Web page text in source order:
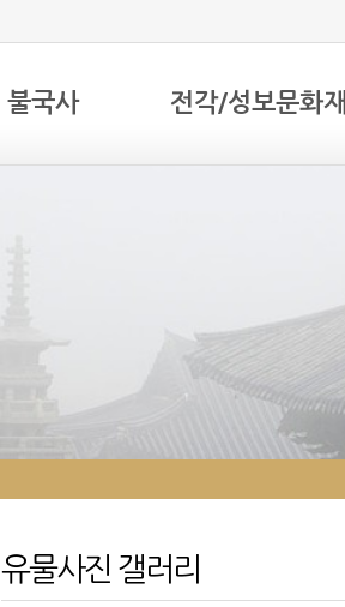
불국사 전각/성보문화재
유물사진 갤러리